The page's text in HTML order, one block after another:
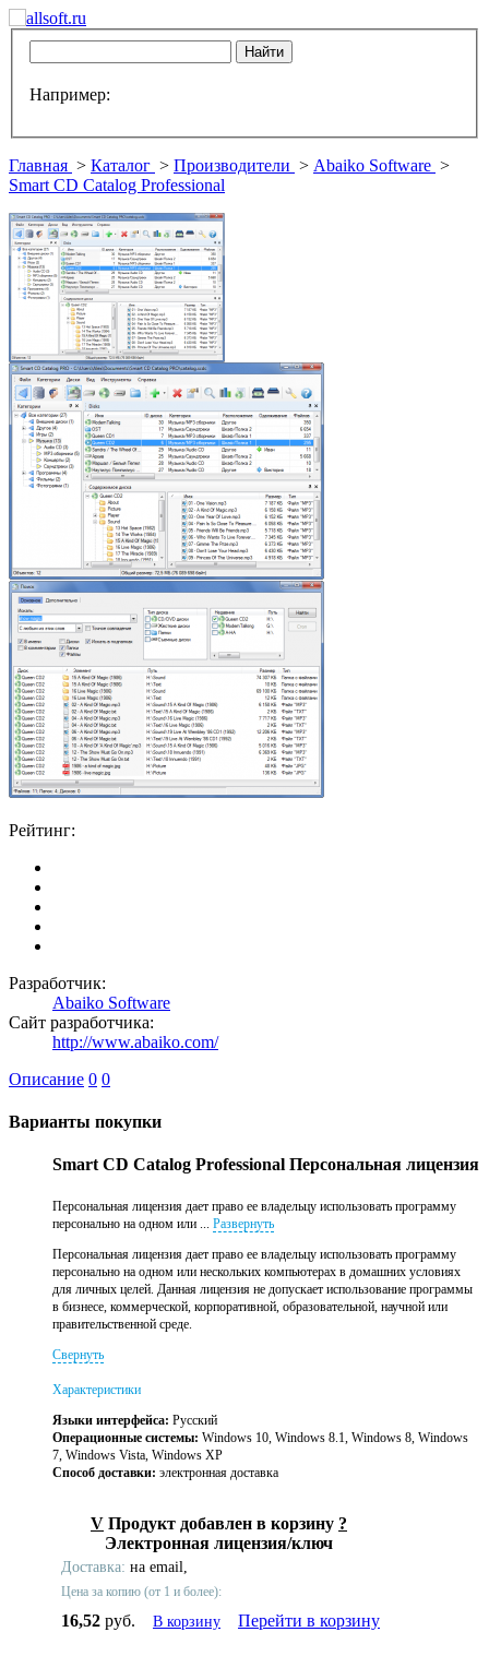
Например:
Главная > Каталог > Производители > Abaiko Software >
Smart CD Catalog Professional
Рейтинг:
Разработчик:
Abaiko Software
Сайт разработчика:
http://www.abaiko.com/
Описание 0 0
Варианты покупки
Smart CD Catalog Professional Персональная лицензия
Персональная лицензия дает право ее владельцу использовать программу
персонально на одном или ... Развернуть
Персональная лицензия дает право ее владельцу использовать программу
персонально на одном или нескольких компьютерах в домашних условиях
для личных целей. Данная лицензия не допускает использование программы
в бизнесе, коммерческой, корпоративной, образовательной, научной или
правительственной среде.
Свернуть
Характеристики
Языки интерфейса: Русский
Операционные системы: Windows 10, Windows 8.1, Windows 8, Windows
7, Windows Vista, Windows XP
Способ доставки: электронная доставка
V Продукт добавлен в корзину ?
Электронная лицензия/ключ
Доставка: на email,
Цена за копию (от 1 и более):
16,52 руб. В корзину Перейти в корзину